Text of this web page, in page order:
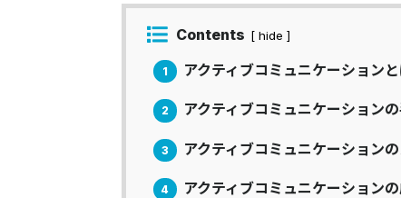
Contents [ hide ]
1 アクティブコミュニケーション
2 アクティブコミュニケーション
3 アクティブコミュニケーション
4 アクティブコミュニケーション